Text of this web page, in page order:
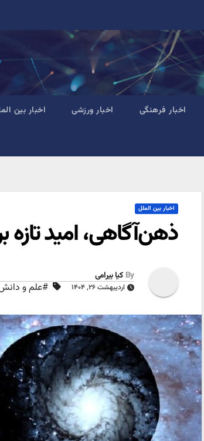
اخبار فرهنگی اخبار ورزشی اخبار بین
اخبار بین الملل
ذهن‌آگاهی، امید تازه
By کیا بیرامی
اردیبهشت ۲۶, ۱۴۰۴ #علم و